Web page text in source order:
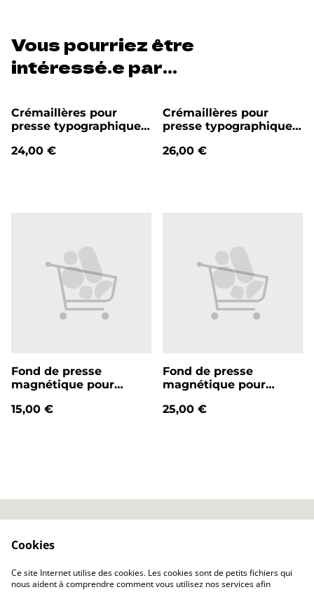
Vous pourriez être
intéressé.e par...
Crémaillères pour
presse typographique
24,00 €
Crémaillères pour
presse typographique
26,00 €
Fond de presse
magnétique pour
P27
15,00 €
Fond de presse
magnétique pour
P37
25,00 €
Politique de
confidentialité
Politique de
cookies
Cookies
Ce site Internet utilise des cookies. Les cookies sont de petits fichiers qui
nous aident à comprendre comment vous utilisez nos services afin